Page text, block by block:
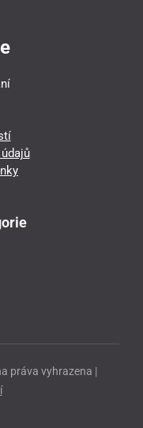
práva vyhrazena |